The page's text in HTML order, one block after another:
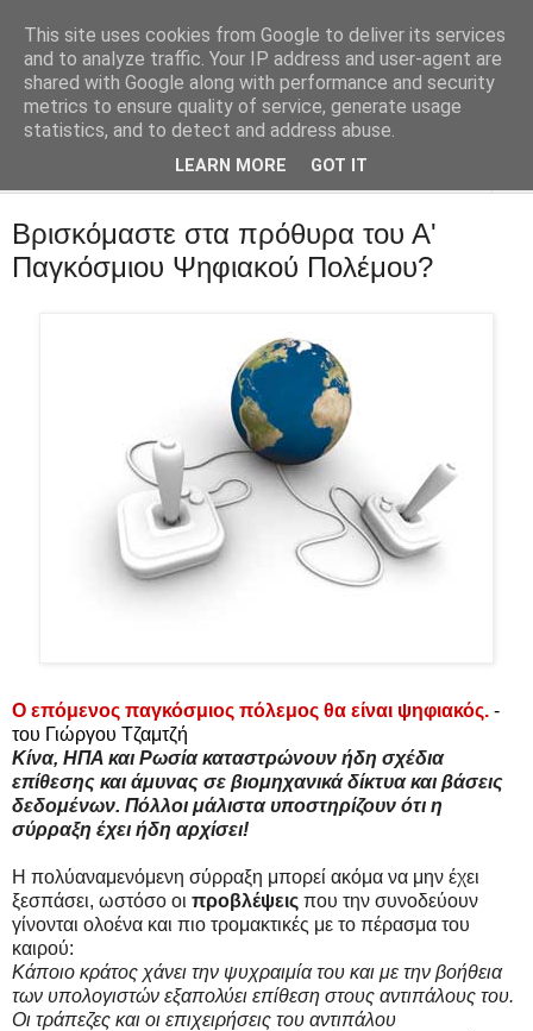
::Alma Libre
Τεχνολογία, επιχειρηματικότητα, διαδίκτυο.
Βρισκόμαστε στα πρόθυρα του Α'
Παγκόσμιου Ψηφιακού Πολέμου?
Ο επόμενος παγκόσμιος πόλεμος θα είναι ψηφιακός. -
του Γιώργου Τζαμτζή
Κίνα, ΗΠΑ και Ρωσία καταστρώνουν ήδη σχέδια
επίθεσης και άμυνας σε βιομηχανικά δίκτυα και βάσεις
δεδομένων. Πόλλοι μάλιστα υποστηρίζουν ότι η
σύρραξη έχει ήδη αρχίσει!
Η πολύαναμενόμενη σύρραξη μπορεί ακόμα να μην έχει
ξεσπάσει, ωστόσο οι προβλέψεις που την συνοδεύουν
γίνονται ολοένα και πιο τρομακτικές με το πέρασμα του
καιρού:
Κάποιο κράτος χάνει την ψυχραιμία του και με την βοήθεια
των υπολογιστών εξαπολύει επίθεση στους αντιπάλους του.
Οι τράπεζες και οι επιχειρήσεις του αντιπάλου
This site uses cookies from Google to deliver its services
and to analyze traffic. Your IP address and user-agent are
shared with Google along with performance and security
metrics to ensure quality of service, generate usage
statistics, and to detect and address abuse.
LEARN MORE GOT IT